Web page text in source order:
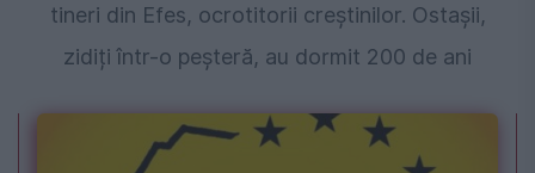
tineri din Efes, ocrotitorii creștinilor. Ostașii,
zidiți într-o peșteră, au dormit 200 de ani